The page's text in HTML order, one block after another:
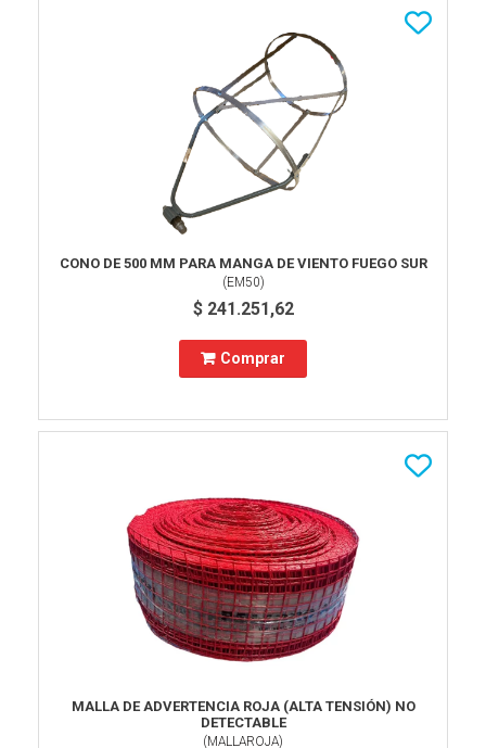
CONO DE 500 MM PARA MANGA DE VIENTO FUEGO SUR
(EM50)
$ 241.251,62
Comprar
MALLA DE ADVERTENCIA ROJA (ALTA TENSIÓN) NO
DETECTABLE
(MALLAROJA)